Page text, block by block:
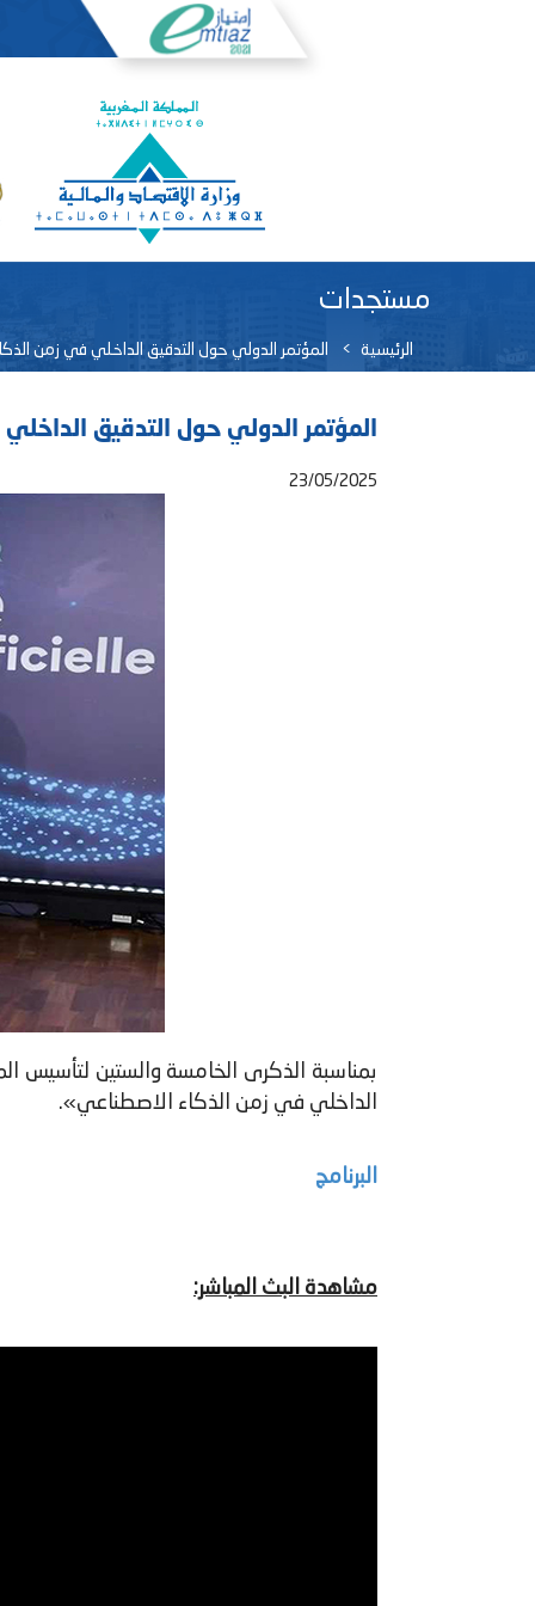
مستجدات
الرئيسية المؤتمر الدولي حول التدقيق الداخلي في زمن
المؤتمر الدولي حول التدقيق
23/05/2025
الداخلي في زمن الذكاء الاصطناعي».
البرنامج
مشاهدة البث المباشر: